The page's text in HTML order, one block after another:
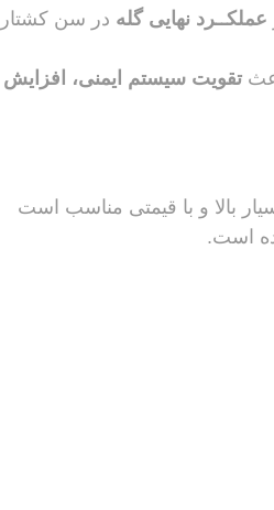
عملکــرد نهایی گله در سن کشتار
تقویت سیستم ایمنی‌، افزایش
‌بالا و با قیمتی مناسب است
است.